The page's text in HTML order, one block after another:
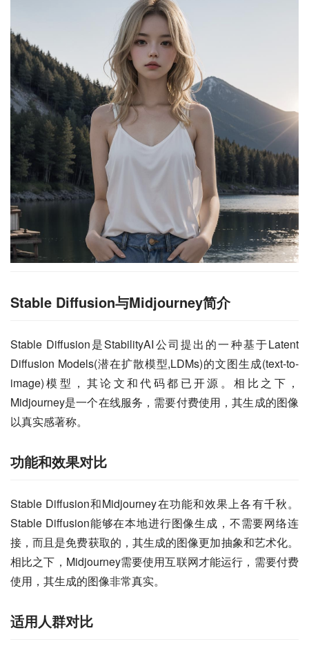
Stable Diffusion与Midjourney简介
Stable Diffusion是StabilityAI公司提出的一种基于Latent
Diffusion Models(潜在扩散模型,LDMs)的文图生成(text-to-
image)模型，其论文和代码都已开源。相比之下，
Midjourney是一个在线服务，需要付费使用，其生成的图像
以真实感著称。
功能和效果对比
Stable Diffusion和Midjourney在功能和效果上各有千秋。
Stable Diffusion能够在本地进行图像生成，不需要网络连
接，而且是免费获取的，其生成的图像更加抽象和艺术化。
相比之下，Midjourney需要使用互联网才能运行，需要付费
使用，其生成的图像非常真实。
适用人群对比